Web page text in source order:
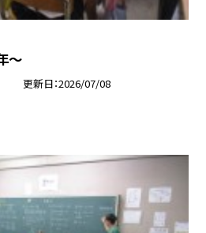
～
更新日 2026/07/08